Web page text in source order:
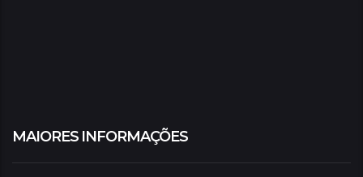
MAIORES INFORMAÇÕES